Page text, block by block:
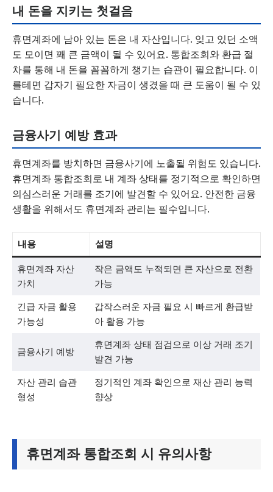
내 돈을 지키는 첫걸음
휴면계좌에 남아 있는 돈은 내 자산입니다. 잊고 있던 소액
도 모이면 꽤 큰 금액이 될 수 있어요. 통합조회와 환급 절
차를 통해 내 돈을 꼼꼼하게 챙기는 습관이 필요합니다. 이
를테면 갑자기 필요한 자금이 생겼을 때 큰 도움이 될 수 있
습니다.
금융사기 예방 효과
휴면계좌를 방치하면 금융사기에 노출될 위험도 있습니다.
휴면계좌 통합조회로 내 계좌 상태를 정기적으로 확인하면
의심스러운 거래를 조기에 발견할 수 있어요. 안전한 금융
생활을 위해서도 휴면계좌 관리는 필수입니다.
내용 설명
휴면계좌 자산
가치
작은 금액도 누적되면 큰 자산으로 전환
가능
긴급 자금 활용
가능성
갑작스러운 자금 필요 시 빠르게 환급받
아 활용 가능
금융사기 예방
휴면계좌 상태 점검으로 이상 거래 조기
발견 가능
자산 관리 습관
형성
정기적인 계좌 확인으로 재산 관리 능력
향상
휴면계좌 통합조회 시 유의사항